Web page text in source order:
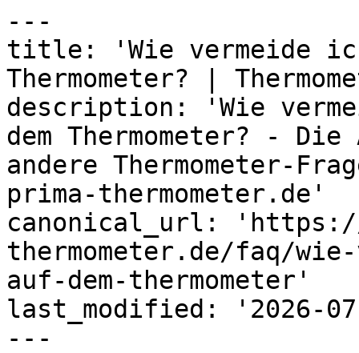
---
title: 'Wie vermeide ich
Thermometer? |
description: 'Wie
dem Thermometer? -
andere Thermometer-
prima-thermometer.de'
canonical_url: 'https://
thermometer.de/faq/
auf-dem-thermometer'
last_modified: '2026-
---